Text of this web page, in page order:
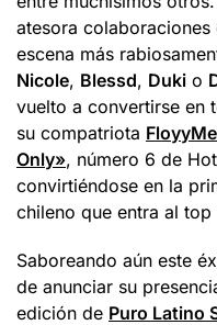
atesora
escena más
Nicole, Blessd, Duki o
vuelto a convertirse en
su compatriota
Only», número 6 de
convirtiéndose en la
chileno que entra al
Saboreando aún este
de anunciar su
edición de Puro Latino